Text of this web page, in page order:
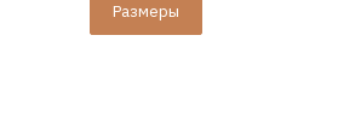
Размеры